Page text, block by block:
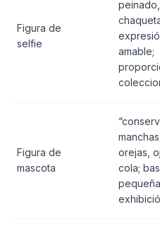
Figura de
selfie
amable;
Figura de
mascota
manchas,
orejas,
cola;